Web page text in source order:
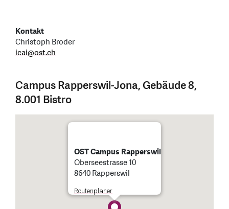
Kontakt
Christoph Broder
icai@ost.ch
Campus Rapperswil-Jona, Gebäude 8,
8.001 Bistro
OST Campus Rapperswil
Oberseestrasse 10
8640 Rapperswil
Routenplaner